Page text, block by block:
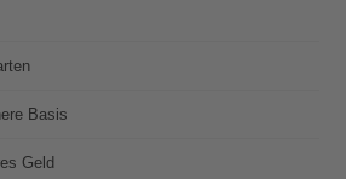
Basis
Geld